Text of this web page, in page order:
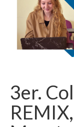
3er.